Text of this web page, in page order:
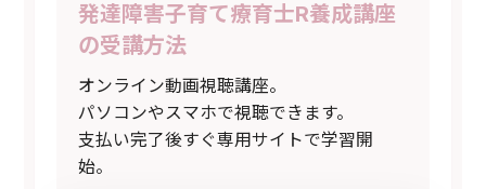
発達障害子育て療育士R養成講座
の受講方法
オンライン動画視聴講座。
パソコンやスマホで視聴できます。
支払い完了後すぐ専用サイトで学習開
始。